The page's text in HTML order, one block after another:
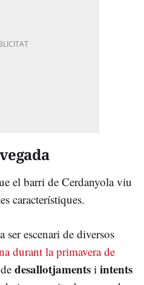
el barri de Cerdanyola viu
característiques.
ser escenari de diversos
durant la primavera de
desallotjaments i intents